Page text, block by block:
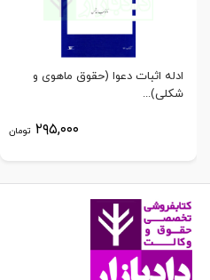
ادله اثبات دعوا (حقوق ماهوی و
شکلی)...
۲۹۵,۰۰۰ تومان